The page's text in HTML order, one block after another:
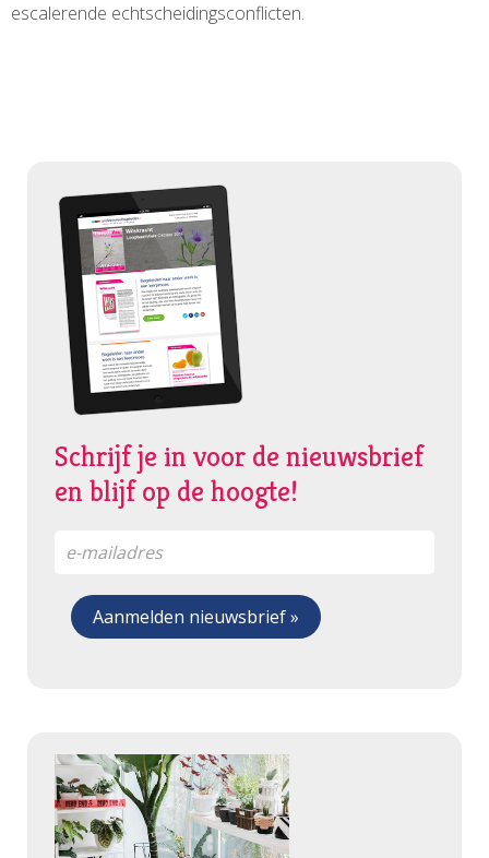
escalerende echtscheidingsconflicten.
Schrijf je in voor de nieuwsbrief
en blijf op de hoogte!